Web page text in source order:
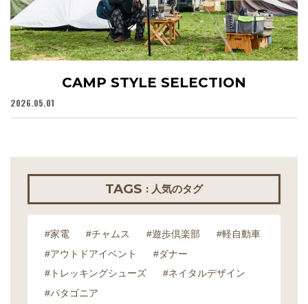
CAMP STYLE SELECTION
2026.05.01
TAGS : 人気のタグ
#家電 #チャムス #遊歩倶楽部
#軽自動車
#アウトドアイベント
#ダナー
#トレッキングシューズ
#ネイタルデザイン
#パタゴニア